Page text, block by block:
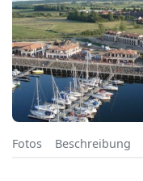
Fotos Beschreibung